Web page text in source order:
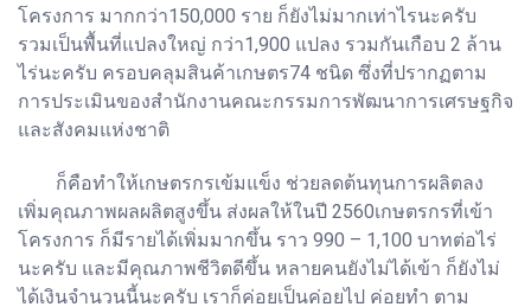
โครงการ มากกว่า150,000 ราย ก็ยังไม่มากเท่าไรนะครับ
รวมเป็นพื้นที่แปลงใหญ่ กว่า1,900 แปลง รวมกันเกือบ 2 ล้าน
ไร่นะครับ ครอบคลุมสินค้าเกษตร74 ชนิด ซึ่งที่ปรากฏตาม
การประเมินของสำนักงานคณะกรรมการพัฒนาการเศรษฐกิจ
และสังคมแห่งชาติ
ก็คือทำให้เกษตรกรเข้มแข็ง ช่วยลดต้นทุนการผลิตลง
เพิ่มคุณภาพผลผลิตสูงขึ้น ส่งผลให้ในปี 2560เกษตรกรที่เข้า
โครงการ ก็มีรายได้เพิ่มมากขึ้น ราว 990 – 1,100 บาทต่อไร่
นะครับ และมีคุณภาพชีวิตดีขึ้น หลายคนยังไม่ได้เข้า ก็ยังไม่
ได้เงินจำนวนนี้นะครับ เราก็ค่อยเป็นค่อยไป ค่อยทำ ตาม